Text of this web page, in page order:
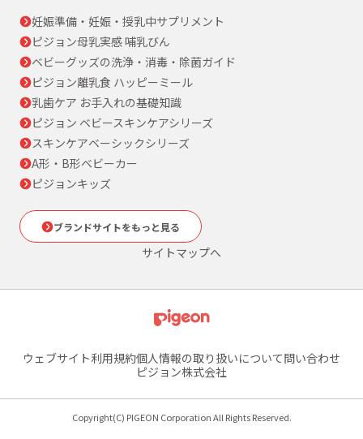
妊娠準備・妊娠・授乳中サプリメント
ピジョン母乳実感 哺乳びん
ベビーグッズの洗浄・消毒・除菌ガイド
ピジョン離乳食 ハッピーミール
乳歯ケア お手入れの基礎知識
ピジョン ベビースキンケアシリーズ
スキンケアベーシックシリーズ
A形・B形ベビーカー
ピジョンキッズ
ブランドサイトをもっと見る
サイトマップへ
ウェブサイト利用規約個人情報の取り扱いについて問い合わせ
ピジョン株式会社
Copyright(C) PIGEON Corporation All Rights Reserved.